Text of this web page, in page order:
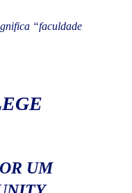
“faculdade
UM